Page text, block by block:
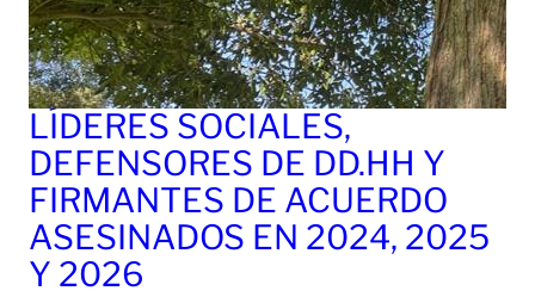
LÍDERES SOCIALES,
DEFENSORES DE DD.HH Y
FIRMANTES DE ACUERDO
ASESINADOS EN 2024, 2025
Y 2026